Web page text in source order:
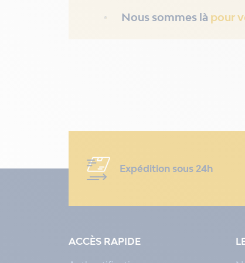
Nous sommes là pour
Expédition sous 24h
ACCÈS RAPIDE